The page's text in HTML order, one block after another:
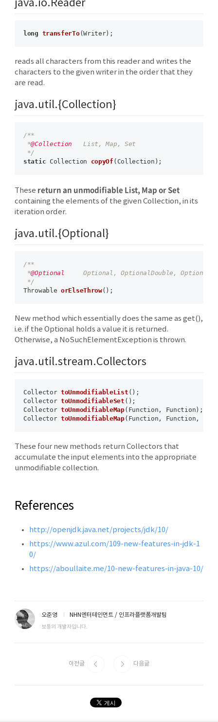
java.io.Reader
long transferTo(Writer)
reads all characters from this reader and writes the
characters to the given writer in the order that they
are read.
java.util.{Collection}
/**
*@Collection
   List, Map, Set
*/
static Collection copyOf (Collection)
These return an unmodifiable List, Map or Set
containing the elements of the given Collection, in its
iteration order.
java.util.{Optional}
/**
*@Optional
Optional, OptionalDouble,
*/
Throwable orElseThrow()
New method which essentially does the same as get(),
i.e. if the Optional holds a value it is returned.
Otherwise, a NoSuchElementException is thrown.
java.util.stream.Collectors
Collector toUnmodifiableList ()
Collector toUnmodifiableSet ()
Collector toUnmodifiableMap(Function, Function)
Collector toUnmodifiableMap(Function, Function,
These four new methods return Collectors that
accumulate the input elements into the appropriate
unmodifiable collection.
References
http://openjdk.java.net/projects/jdk/10/
https://www.azul.com/109-new-features-in-jdk-1
0/
https://aboullaite.me/10-new-features-in-java-10/
오준영 NHN엔터테인먼트 / 인프라플랫폼개발팀
보통의 개발자입니다.
이전글 다음글